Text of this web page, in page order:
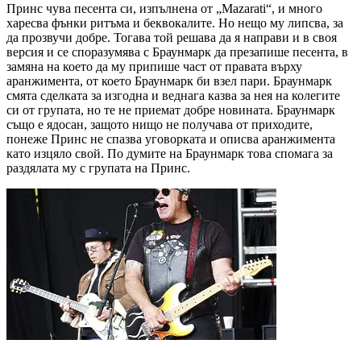
Принс чува песента си, изпълнена от „Mazarati“, и много
харесва фънки ритъма и беквокалите. Но нещо му липсва, за
да прозвучи добре. Тогава той решава да я направи и в своя
версия и се споразумява с Браунмарк да презапише песента, в
замяна на което да му припише част от правата върху
аранжимента, от което Браунмарк би взел пари. Браунмарк
смята сделката за изгодна и веднага казва за нея на колегите
си от групата, но те не приемат добре новината. Браунмарк
също е ядосан, защото нищо не получава от приходите,
понеже Принс не спазва уговорката и описва аранжимента
като изцяло свой. По думите на Браунмарк това спомага за
раздялата му с групата на Принс.